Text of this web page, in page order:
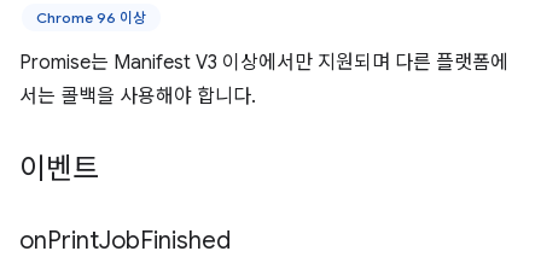
Chrome 96 이상
Promise는 Manifest V3 이상에서만 지원되며 다른 플랫폼에
서는 콜백을 사용해야 합니다.
이벤트
onPrintJobFinished